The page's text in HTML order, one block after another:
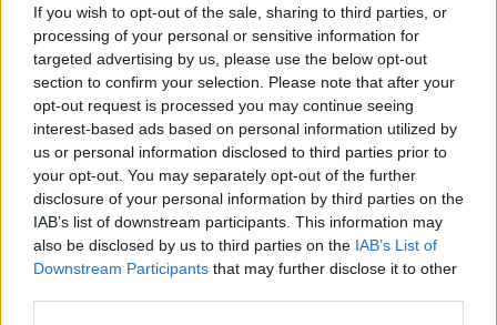
If you wish to opt-out of the sale, sharing to third parties, or
processing of your personal or sensitive information for
targeted advertising by us, please use the below opt-out
section to confirm your selection. Please note that after your
opt-out request is processed you may continue seeing
interest-based ads based on personal information utilized by
us or personal information disclosed to third parties prior to
your opt-out. You may separately opt-out of the further
disclosure of your personal information by third parties on the
IAB’s list of downstream participants. This information may
also be disclosed by us to third parties on the IAB’s List of
Downstream Participants that may further disclose it to other
kthehet majtas? Detaji që çon
shumicën në gabim
Nga kujdestari i shkollës te
kuzhinierja në supermarket,
çfarë zbuloi pas shtatë
bisedash me të panjohur